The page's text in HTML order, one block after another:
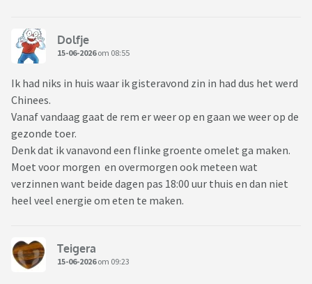
Dolfje
15-06-2026om 08:55
Ik had niks in huis waar ik gisteravond zin in had dus het werd
Chinees.
Vanaf vandaag gaat de rem er weer op en gaan we weer op de
gezonde toer.
Denk dat ik vanavond een flinke groente omelet ga maken.
Moet voor morgen en overmorgen ook meteen wat
verzinnen want beide dagen pas 18:00 uur thuis en dan niet
heel veel energie om eten te maken.
Teigera
15-06-2026om 09:23